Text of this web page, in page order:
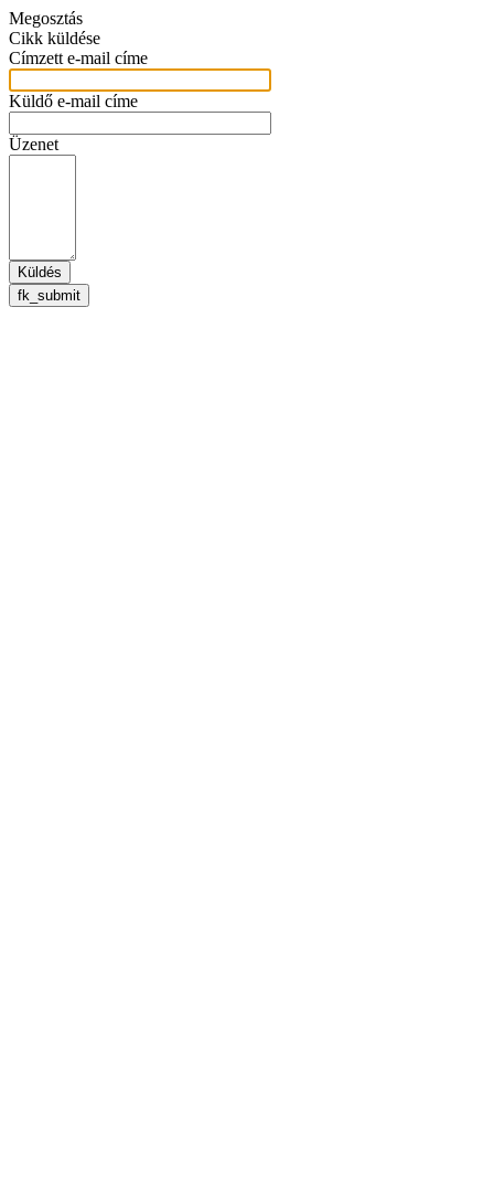
Megosztás
Cikk küldése
Címzett e-mail címe
Küldő e-mail címe
Üzenet